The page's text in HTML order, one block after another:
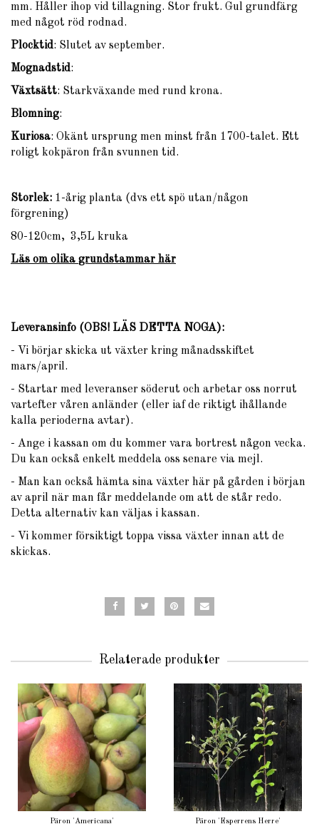
mm. Håller ihop vid tillagning. Stor frukt. Gul grundfärg
med något röd rodnad.
Plocktid: Slutet av september.
Mognadstid:
Växtsätt: Starkväxande med rund krona.
Blomning:
Kuriosa: Okänt ursprung men minst från 1700-talet. Ett
roligt kokpäron från svunnen tid.
Storlek: 1-årig planta (dvs ett spö utan/någon
förgrening)
80-120cm, 3,5L kruka
Läs om olika grundstammar här
Leveransinfo (OBS! LÄS DETTA NOGA):
- Vi börjar skicka ut växter kring månadsskiftet
mars/april.
- Startar med leveranser söderut och arbetar oss norrut
vartefter våren anländer (eller iaf de riktigt ihållande
kalla perioderna avtar).
- Ange i kassan om du kommer vara bortrest någon vecka.
Du kan också enkelt meddela oss senare via mejl.
- Man kan också hämta sina växter här på gården i början
av april när man får meddelande om att de står redo.
Detta alternativ kan väljas i kassan.
- Vi kommer försiktigt toppa vissa växter innan att de
skickas.
Relaterade produkter
Päron 'Americana' Päron 'Esperrens Herre'